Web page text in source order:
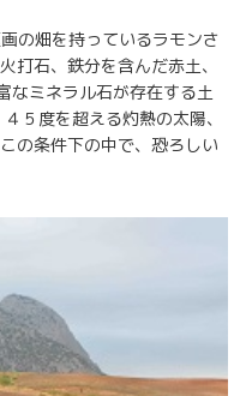
の畑を持っているラモンさ
打石、鉄分を含んだ赤土、
なミネラル石が存在する土
度を超える灼熱の太陽、
の条件下の中で、恐ろしい
さんのワイン。 勿論、こ
格外のバランス感覚のワイ
りたくてアンダルシアまで
ているラモンさん、フィリ
プのところに訪問してい
思った人には直接会って、
る柔軟な姿勢。 規格外
栽培！ ９８年に台木なしの